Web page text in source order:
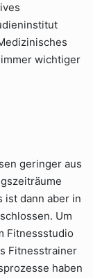
wichtiger
geringer aus
ist dann aber in
Um
Fitnessstudio
Fitnesstrainer
haben